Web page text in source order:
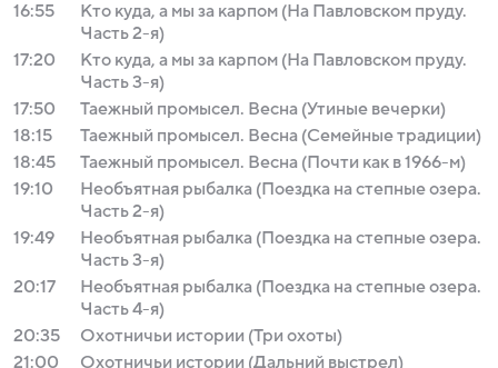
16:55
Кто куда, а мы за карпом (На Павловском пруду.
Часть 2-я)
17:20
Кто куда, а мы за карпом (На Павловском пруду.
Часть 3-я)
17:50
Таежный промысел. Весна (Утиные вечерки)
18:15
Таежный промысел. Весна (Семейные традиции)
18:45
Таежный промысел. Весна (Почти как в 1966-м)
19:10
Необъятная рыбалка (Поездка на степные озера.
Часть 2-я)
19:49
Необъятная рыбалка (Поездка на степные озера.
Часть 3-я)
20:17
Необъятная рыбалка (Поездка на степные озера.
Часть 4-я)
20:35
Охотничьи истории (Три охоты)
21:00
Охотничьи истории (Дальний выстрел)